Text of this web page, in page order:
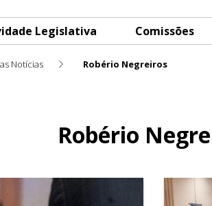
Legislativa Comissões
Notícias Robério Negreiros
Robério